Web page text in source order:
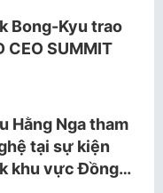
Bong-Kyu trao
CEO SUMMIT
Hằng Nga tham
tại sự kiện
khu vực Đồng…